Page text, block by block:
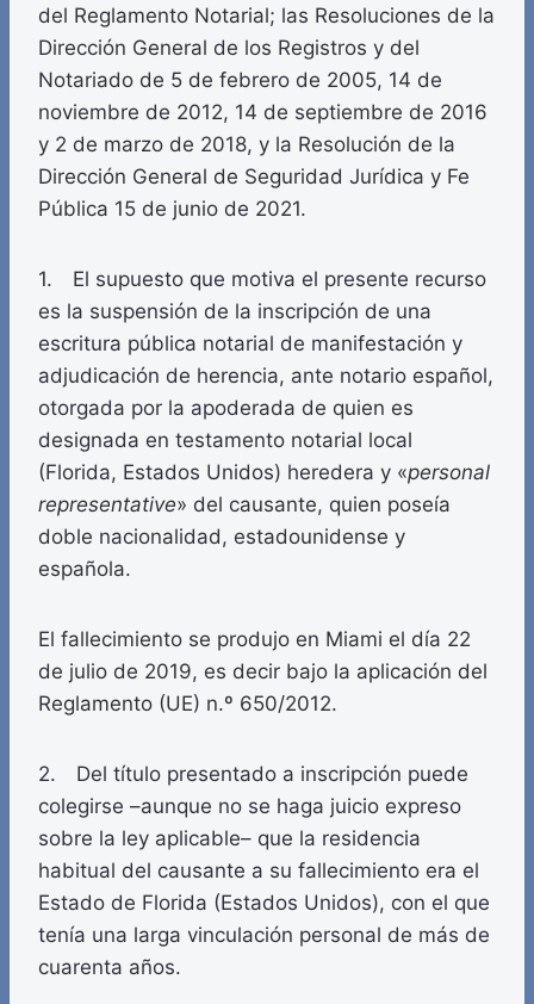
del Reglamento Notarial; las Resoluciones de la
Dirección General de los Registros y del
Notariado de 5 de febrero de 2005, 14 de
noviembre de 2012, 14 de septiembre de 2016
y 2 de marzo de 2018, y la Resolución de la
Dirección General de Seguridad Jurídica y Fe
Pública 15 de junio de 2021.
1. El supuesto que motiva el presente recurso
es la suspensión de la inscripción de una
escritura pública notarial de manifestación y
adjudicación de herencia, ante notario español,
otorgada por la apoderada de quien es
designada en testamento notarial local
(Florida, Estados Unidos) heredera y «personal
representative» del causante, quien poseía
doble nacionalidad, estadounidense y
española.
El fallecimiento se produjo en Miami el día 22
de julio de 2019, es decir bajo la aplicación del
Reglamento (UE) n.º 650/2012.
2. Del título presentado a inscripción puede
colegirse –aunque no se haga juicio expreso
sobre la ley aplicable– que la residencia
habitual del causante a su fallecimiento era el
Estado de Florida (Estados Unidos), con el que
tenía una larga vinculación personal de más de
cuarenta años.